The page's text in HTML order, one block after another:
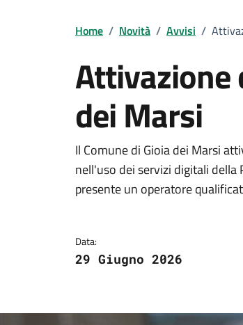
Home / Novità / Avvisi /
Attivazione
dei Marsi
Dettagli
Il Comune di Gioia dei Marsi
nell'uso dei servizi digitali della
presente un operatore
Data:
29 Giugno 2026